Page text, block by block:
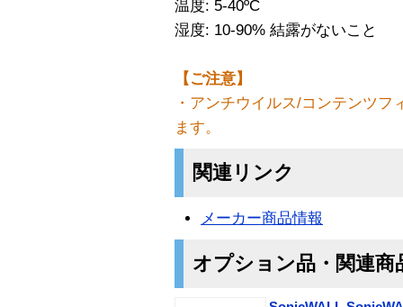
温度: 5-40ºC
湿度: 10-90% 結露がないこと
【ご注意】
・アンチウイルス/コンテンツ
ます。
関連リンク
メーカー商品情報
オプション品・関連商